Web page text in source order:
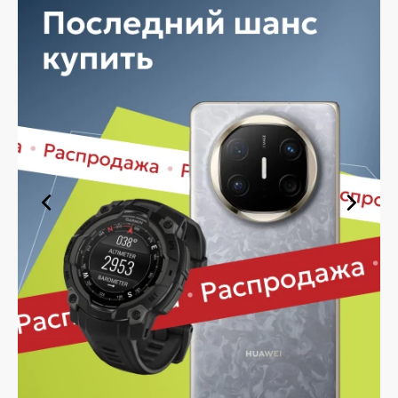
быстро — независимо от объема, с возможностью
выполнить бесплатную доставку.
Планируете покупку в рассрочку? У нас есть такая
услуга. Мы предлагаем удобные условия оплаты,
выберите нужную позицию, добавьте в корзину и
оформите заявку — купить мышь в Липецке вы
сможете в кратчайшие сроки.
Ассортимент мышей в магазине
iSpace в Липецке
На нашей торговой платформе представлен широкий
выбор продукции. Среди ассортимента, как новинки
рынка, так и проверенные временем модели. Каждый
продукт в каталоге соответствует стандартам
качества. Вы можете выбрать и заказать мышь в
Липецке в удобной конфигурации и с доступной
ценой.
Мы постоянно обновляем ассортимент, отслеживаем
наличие, поддерживаем актуальность информации,
касающейся цен и наличия. Благодаря этому клиенты